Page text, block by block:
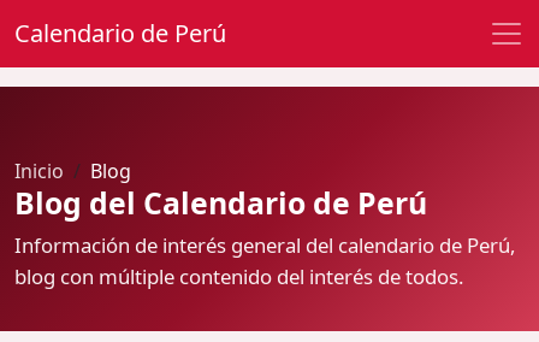
Calendario de Perú
Inicio Blog
Blog del Calendario de Perú
Información de interés general del calendario de Perú,
blog con múltiple contenido del interés de todos.